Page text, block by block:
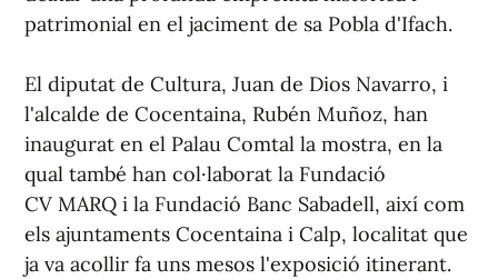
patrimonial en el jaciment de sa Pobla d'Ifach.
El diputat de Cultura, Juan de Dios Navarro, i
l'alcalde de Cocentaina, Rubén Muñoz, han
inaugurat en el Palau Comtal la mostra, en la
qual també han col·laborat la Fundació
CV MARQ i la Fundació Banc Sabadell, així com
els ajuntaments Cocentaina i Calp, localitat que
ja va acollir fa uns mesos l'exposició itinerant.